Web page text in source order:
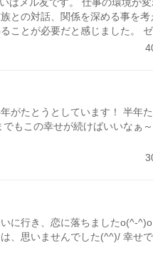
との対話、関係を深める事を
ことが必要だと感じました。 ゼ
ネットで自演サイトに引っ掛か
する事が自分に合うだろうと、
ただいたり、ほっこり心暖まる
由なスタンスに場違いでは無
が持てホッとしました。 足跡
います。 おかげで、人生初のメ
だいています。これからお相
がたとうとしています！ 半年
もこの幸せが続けばいいなぁ
に行き、恋に落ちましたo(^-
、思いませんでした(^^)/ 幸せで